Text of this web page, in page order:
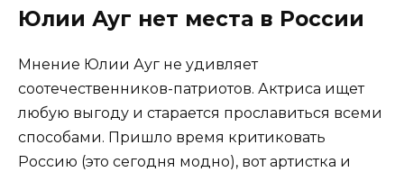
Юлии Ауг нет места в России
Мнение Юлии Ауг не удивляет
соотечественников-патриотов. Актриса ищет
любую выгоду и старается прославиться всеми
способами. Пришло время критиковать
Россию (это сегодня модно), вот артистка и